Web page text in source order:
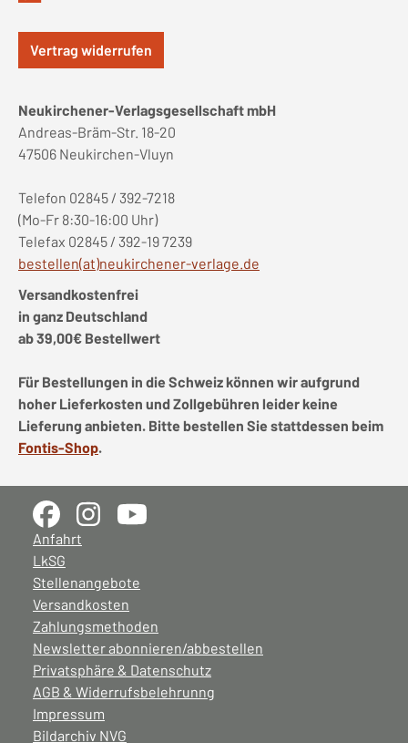
Vertrag widerrufen
Neukirchener-Verlagsgesellschaft mbH
Andreas-Bräm-Str. 18-20
47506 Neukirchen-Vluyn
Telefon 02845 / 392-7218
(Mo-Fr 8:30-16:00 Uhr)
Telefax 02845 / 392-19 7239
bestellen(at)neukirchener-verlage.de
Versandkostenfrei
in ganz Deutschland
ab 39,00€ Bestellwert
Für Bestellungen in die Schweiz können wir aufgrund
hoher Lieferkosten und Zollgebühren leider keine
Lieferung anbieten. Bitte bestellen Sie stattdessen beim
Fontis-Shop.
Anfahrt
LkSG
Stellenangebote
Versandkosten
Zahlungsmethoden
Newsletter abonnieren/abbestellen
Privatsphäre & Datenschutz
AGB & Widerrufsbelehrunng
Impressum
Bildarchiv NVG